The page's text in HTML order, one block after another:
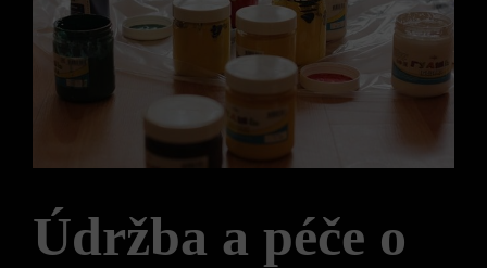
Údržba a péče o